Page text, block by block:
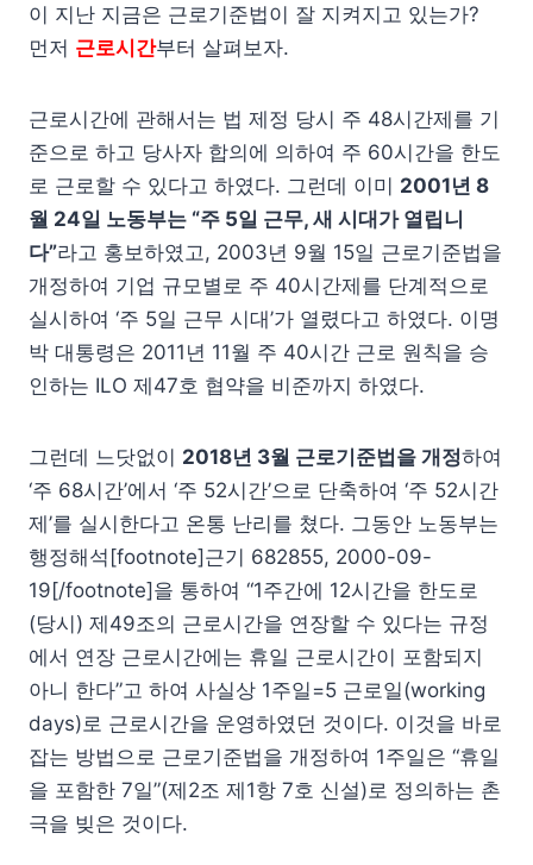
이 지난 지금은 근로기준법이 잘 지켜지고 있는가?
먼저 근로시간부터 살펴보자.
근로시간에 관해서는 법 제정 당시 주 48시간제를 기
준으로 하고 당사자 합의에 의하여 주 60시간을 한도
로 근로할 수 있다고 하였다. 그런데 이미 2001년 8
월 24일 노동부는 “주 5일 근무, 새 시대가 열립니
다”라고 홍보하였고, 2003년 9월 15일 근로기준법을
개정하여 기업 규모별로 주 40시간제를 단계적으로
실시하여 ‘주 5일 근무 시대’가 열렸다고 하였다. 이명
박 대통령은 2011년 11월 주 40시간 근로 원칙을 승
인하는 ILO 제47호 협약을 비준까지 하였다.
그런데 느닷없이 2018년 3월 근로기준법을 개정하여
‘주 68시간’에서 ‘주 52시간’으로 단축하여 ‘주 52시간
제’를 실시한다고 온통 난리를 쳤다. 그동안 노동부는
행정해석[footnote]근기 682855, 2000-09-
19[/footnote]을 통하여 “1주간에 12시간을 한도로
(당시) 제49조의 근로시간을 연장할 수 있다는 규정
에서 연장 근로시간에는 휴일 근로시간이 포함되지
아니 한다”고 하여 사실상 1주일=5 근로일(working
days)로 근로시간을 운영하였던 것이다. 이것을 바로
잡는 방법으로 근로기준법을 개정하여 1주일은 “휴일
을 포함한 7일”(제2조 제1항 7호 신설)로 정의하는 촌
극을 빚은 것이다.